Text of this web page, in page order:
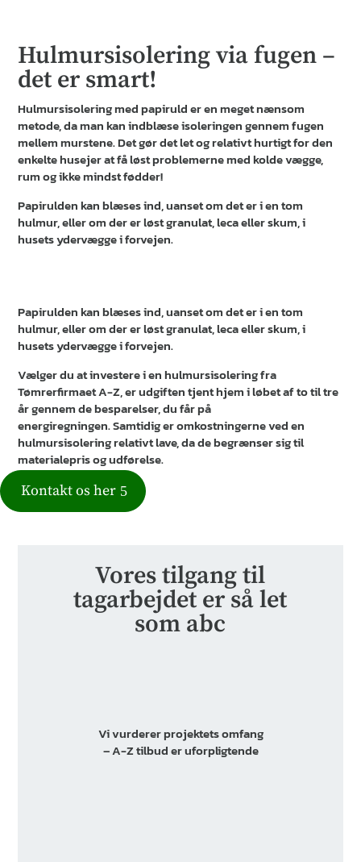
Hulmursisolering via fugen –
det er smart!
Hulmursisolering med papiruld er en meget nænsom
metode, da man kan indblæse isoleringen gennem fugen
mellem murstene. Det gør det let og relativt hurtigt for den
enkelte husejer at få løst problemerne med kolde vægge,
rum og ikke mindst fødder!
Papirulden kan blæses ind, uanset om det er i en tom
hulmur, eller om der er løst granulat, leca eller skum, i
husets ydervægge i forvejen.
Papirulden kan blæses ind, uanset om det er i en tom
hulmur, eller om der er løst granulat, leca eller skum, i
husets ydervægge i forvejen.
Vælger du at investere i en hulmursisolering fra
Tømrerfirmaet A-Z, er udgiften tjent hjem i løbet af to til tre
år gennem de besparelser, du får på
energiregningen. Samtidig er omkostningerne ved en
hulmursisolering relativt lave, da de begrænser sig til
materialepris og udførelse.
Kontakt os her
Vores tilgang til
tagarbejdet er så let
som abc
Vi vurderer projektets omfang
– A-Z tilbud er uforpligtende